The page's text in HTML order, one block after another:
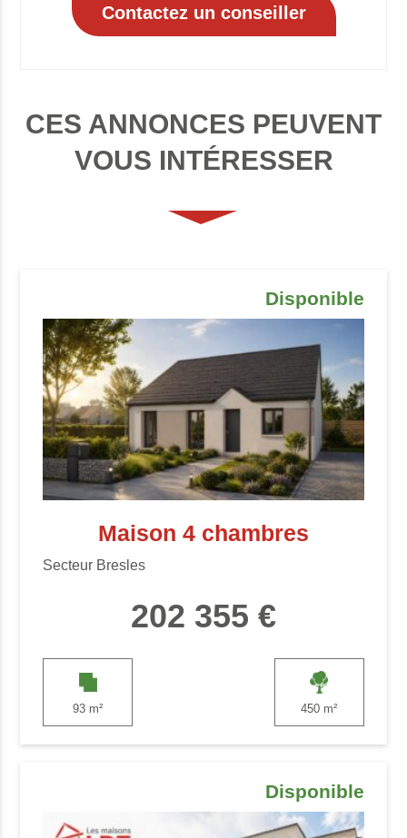
CES ANNONCES PEUVENT
VOUS INTÉRESSER
Disponible
Maison 4 chambres
Secteur Bresles
202 355 €
93 m² 450 m²
Disponible